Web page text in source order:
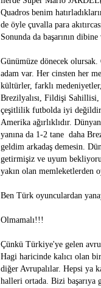
Quadros benim
de öyle çuvalla para
Sonunda da başarının
Günümüze dönecek
adam var. Her cinsten her
kültürler, farklı
Brezilyalısı, Fildişi
çeşitlilik futbolda iyi değildir.
Amerika ağırlıklıdır.
yanına da 1-2 tane daha
geldim arkadaş demesin.
getirmişiz ve uyum
yakın olan memleketlerden
Ben Türk oyunculardan
Olmamalı!!!
Çünkü Türkiye'ye gelen
Hagi haricinde kalıcı olan
diğer Avrupalılar. Hepsi ya
halleri ortada. Bizi başarıya